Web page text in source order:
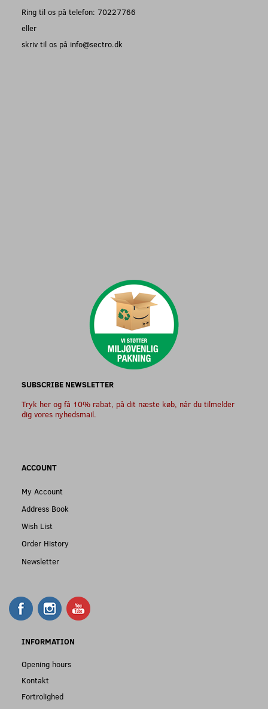
Ring til os på telefon: 70227766
eller
skriv til os på info@sectro.dk
SUBSCRIBE NEWSLETTER
Tryk her og få 10% rabat, på dit næste køb, når du tilmelder
dig vores nyhedsmail.
ACCOUNT
My Account
Address Book
Wish List
Order History
Newsletter
INFORMATION
Opening hours
Kontakt
Fortrolighed